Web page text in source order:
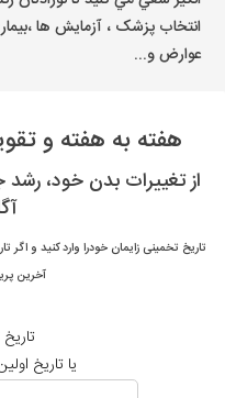
انتخاب پزشک ، آزمایش ها
عوارض و...
هفته به هفته و
از تغییرات بدن خود، رشد
تاریخ تخمینی زایمان خودرا وارد کنید و اگر
آخرین
یا تاریخ